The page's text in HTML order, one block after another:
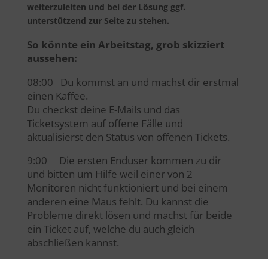
weiterzuleiten und bei der Lösung ggf.
unterstützend zur Seite zu stehen.
So könnte ein Arbeitstag, grob skizziert
aussehen:
08:00 Du kommst an und machst dir erstmal
einen Kaffee.
Du checkst deine E-Mails und das
Ticketsystem auf offene Fälle und
aktualisierst den Status von offenen Tickets.
9:00 Die ersten Enduser kommen zu dir
und bitten um Hilfe weil einer von 2
Monitoren nicht funktioniert und bei einem
anderen eine Maus fehlt. Du kannst die
Probleme direkt lösen und machst für beide
ein Ticket auf, welche du auch gleich
abschließen kannst.